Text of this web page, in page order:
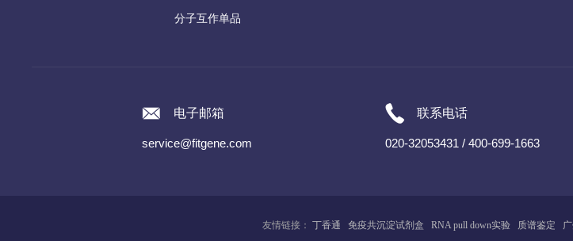
分子互作单品
电子邮箱
service@fitgene.com
联系电话
020-32053431 / 400-699-1663
友情链接： 丁香通 免疫共沉淀试剂盒 RNA pull down实验 质谱鉴定